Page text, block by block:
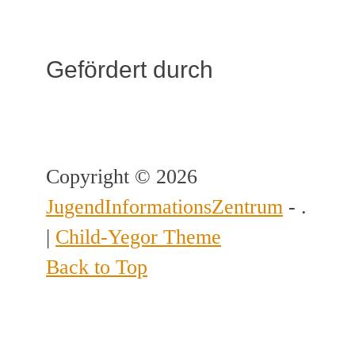
Gefördert durch
Copyright © 2026
JugendInformationsZentrum - .
| Child-Yegor Theme
Back to Top